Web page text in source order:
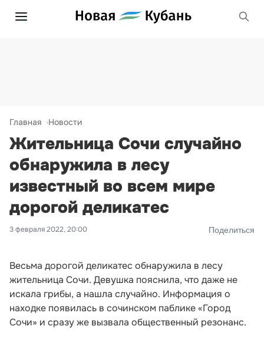
Главная Новости
Жительница Сочи случайно
обнаружила в лесу
известный во всем мире
дорогой деликатес
3 февраля 2022, 20:00 Поделиться
Весьма дорогой деликатес обнаружила в лесу
жительница Сочи. Девушка пояснила, что даже не
искала грибы, а нашла случайно. Информация о
находке появилась в сочинском паблике «Город
Сочи» и сразу же вызвала общественный резонанс.